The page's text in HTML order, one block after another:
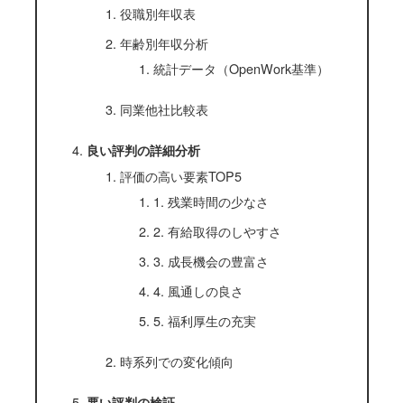
役職別年収表
年齢別年収分析
統計データ（OpenWork基準）
同業他社比較表
良い評判の詳細分析
評価の高い要素TOP5
1. 残業時間の少なさ
2. 有給取得のしやすさ
3. 成長機会の豊富さ
4. 風通しの良さ
5. 福利厚生の充実
時系列での変化傾向